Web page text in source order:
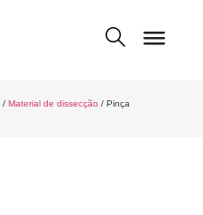
/ Material de dissecção / Pinça